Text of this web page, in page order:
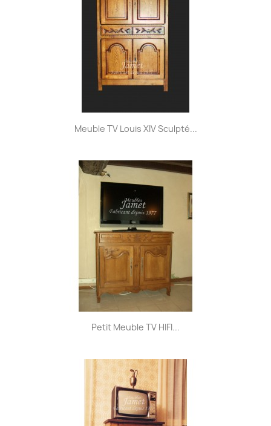
Meuble TV Louis XIV Sculpté...
Petit Meuble TV HIFI...